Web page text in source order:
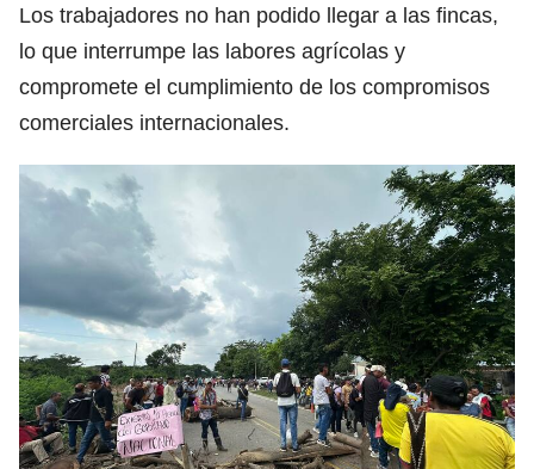
Los trabajadores no han podido llegar a las fincas,
lo que interrumpe las labores agrícolas y
compromete el cumplimiento de los compromisos
comerciales internacionales.